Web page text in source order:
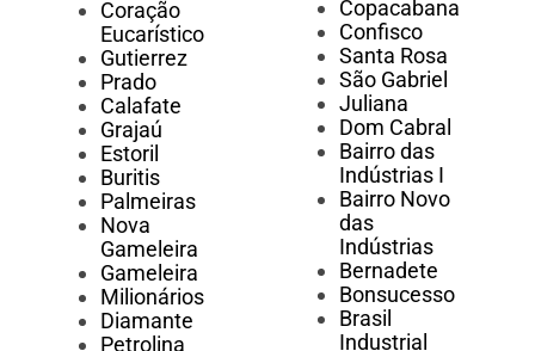
Coração
Eucarístico
Gutierrez
Prado
Calafate
Grajaú
Estoril
Buritis
Palmeiras
Nova
Gameleira
Gameleira
Milionários
Diamante
Petrolina
Copacabana
Confisco
Santa Rosa
São Gabriel
Juliana
Dom Cabral
Bairro das
Indústrias I
Bairro Novo
das
Indústrias
Bernadete
Bonsucesso
Brasil
Industrial